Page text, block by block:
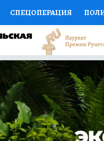
СПЕЦОПЕРАЦИЯ
НАУКА СПОРТ
ДОКТОР
ПРОГНОЗЫ НА СПОРТ
НЕДВИЖИМОСТЬ
ТЕСТЫ НОВОЕ